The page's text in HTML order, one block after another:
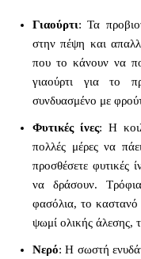
Γιαούρτι: Τα
στην πέψη και
που το κάνουν να
γιαούρτι για το
συνδυασμένο με
Φυτικές ίνες: Η
πολλές μέρες να
προσθέσετε φυτικές
να δράσουν.
φασόλια, το καστανό
ψωμί ολικής άλεσης,
Νερό: Η σωστή